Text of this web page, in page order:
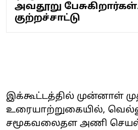
அவதூறு
குற்றச்சாட்டு
இக்கூட்டத்தில் முன்னாள்
உரையாற்றுகையில்,
சமூகவலைதள அணி